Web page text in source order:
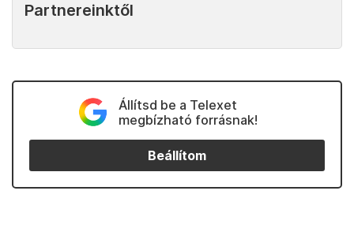
Partnereinktől
Állítsd be a Telexet
megbízható forrásnak!
Beállítom